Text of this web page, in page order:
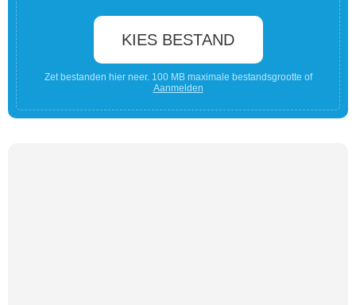
KIES BESTAND
Zet bestanden hier neer. 100 MB maximale bestandsgrootte of
Aanmelden